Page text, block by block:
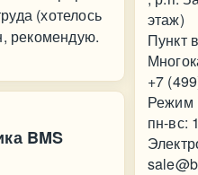
(хотелось
рекомендую.
BMS
этаж)
Пункт
+7
Режим
пн-вс: